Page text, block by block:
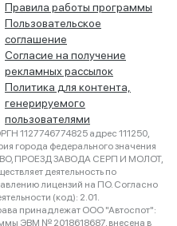
Правила работы программы
Пользовательское
соглашение
Согласие на получение
рекламных рассылок
Политика для контента,
генерируемого
пользователями
1127746774825 адрес 111250,
города федерального значения
ПРОЕЗД ЗАВОДА СЕРП И МОЛОТ,
деятельность по
лицензий на ПО. Согласно
(код): 2.01.
принадлежат ООО "Автоспот":
ЭВМ № 2018618687, внесена в